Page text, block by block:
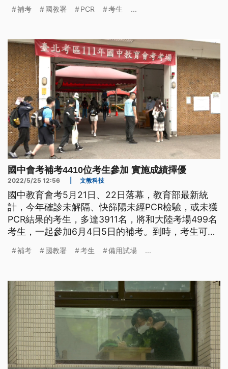
補考 國教署 PCR 考生 ...
國中會考補考4410位考生參加 實施成績擇優
2022/5/25 12:56 文教科技
國中教育會考5月21日、22日落幕，教育部最新統
計，今年確診未解隔、快篩陽未經PCR檢驗，或未獲
PCR結果的考生，多達3911名，將和大陸考場499名
考生，一起參加6月4日5日的補考。到時，考生可就
成績擇優計算，只要達到入學門檻，將以外加名額錄
補考 國教署 考生 備用試場 ...